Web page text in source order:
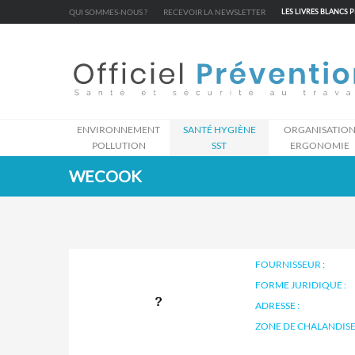
QUI SOMMES-NOUS ? RECEVOIR LA NEWSLETTER LES LIVRES BLANCS
ENVIRONNEMENT
POLLUTION
SANTÉ HYGIÈNE
SST
ORGANISATION
ERGONOMIE
WECOOK
FOURNISSEUR :
FORME JURIDIQUE :
ADRESSE :
ZONE DE
Cookies management panel